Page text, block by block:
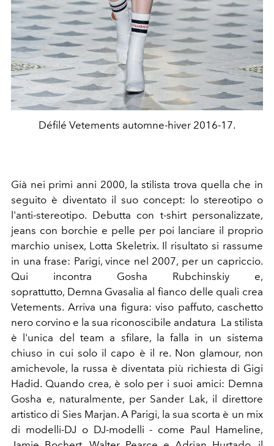
Défilé Vetements automne-hiver 2016-17.
Già nei primi anni 2000, la stilista trova quella che in
seguito è diventato il suo concept: lo stereotipo o
l'anti-stereotipo. Debutta con t-shirt personalizzate,
jeans con borchie e pelle per poi lanciare il proprio
marchio unisex, Lotta Skeletrix. Il risultato si rassume
in una frase: Parigi, vince nel 2007, per un capriccio.
Qui incontra Gosha Rubchinskiy e,
soprattutto, Demna Gvasalia al fianco delle quali crea
Vetements. Arriva una figura: viso paffuto, caschetto
nero corvino e la sua riconoscibile andatura La stilista
è l'unica del team a sfilare, la falla in un sistema
chiuso in cui solo il capo è il re. Non glamour, non
amichevole, la russa è diventata più richiesta di Gigi
Hadid. Quando crea, è solo per i suoi amici: Demna
Gosha e, naturalmente, per Sander Lak, il direttore
artistico di Sies Marjan. A Parigi, la sua scorta è un mix
di modelli-DJ o DJ-modelli - come Paul Hameline,